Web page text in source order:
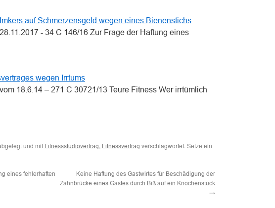
auf Schmerzensgeld wegen eines Bienenstichs
- 34 C 146/16 Zur Frage der Haftung eines
wegen Irrtums
18.6.14 – 271 C 30721/13 Teure Fitness Wer irrtümlich
und mit Fitnessstudiovertrag, Fitnessvertrag verschlagwortet. Setze ein
eines fehlerhaften
Keine Haftung des Gastwirtes für Beschädigung der
Zahnbrücke eines Gastes durch Biß auf ein Knochenstück
→